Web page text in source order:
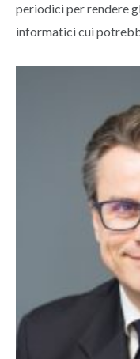
periodici per rendere
informatici cui